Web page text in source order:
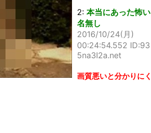
2: 本当にあった怖い
名無し
2016/10/24(月)
00:24:54.552 ID:93
5na3I2a.net
画質悪いと分かりにく